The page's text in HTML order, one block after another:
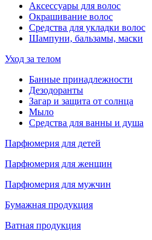
Аксессуары для волос
Окрашивание волос
Средства для укладки волос
Шампуни, бальзамы, маски
Уход за телом
Банные принадлежности
Дезодоранты
Загар и защита от солнца
Мыло
Средства для ванны и душа
Парфюмерия для детей
Парфюмерия для женщин
Парфюмерия для мужчин
Бумажная продукция
Ватная продукция